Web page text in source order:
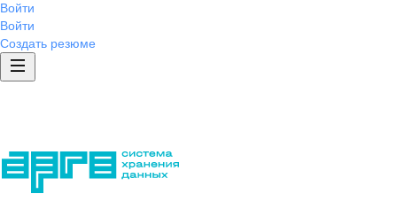
Войти
Войти
Создать резюме